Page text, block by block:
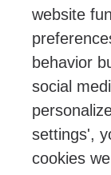
website
behavior
social
settings',
cookies
©